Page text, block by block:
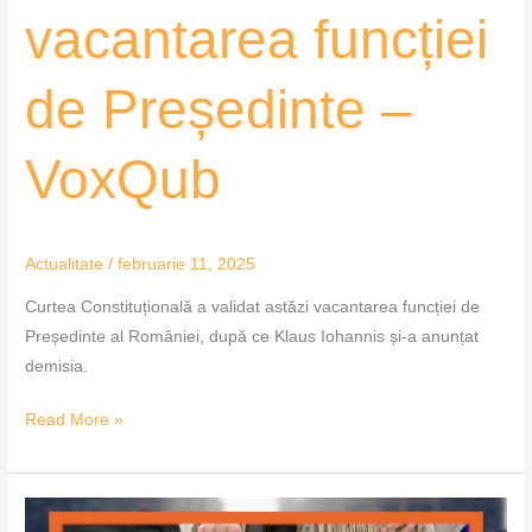
vacantarea funcției
de Președinte –
VoxQub
Actualitate /februarie 11, 2025
Curtea Constituțională a validat astăzi vacantarea funcției de
Președinte al României, după ce Klaus Iohannis și-a anunțat
demisia.
Read More »
Primul